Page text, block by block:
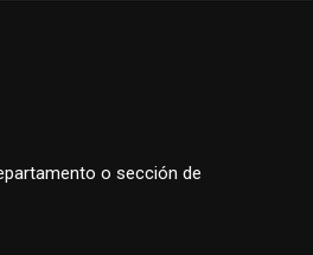
o sección de